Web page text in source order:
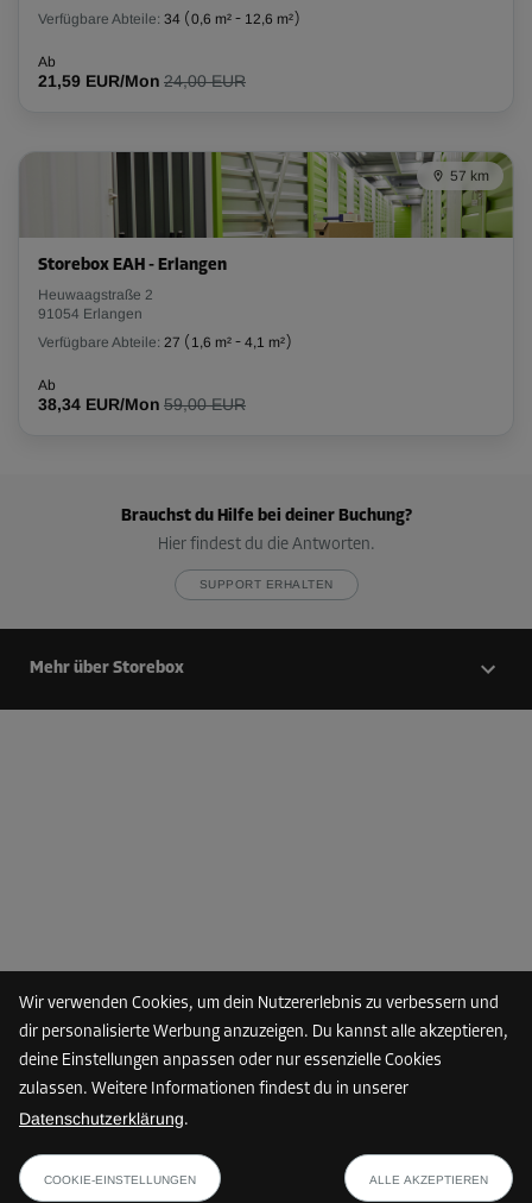
Wir verwenden Cookies, um dein Nutzererlebnis zu verbessern und
dir personalisierte Werbung anzuzeigen. Du kannst alle akzeptieren,
deine Einstellungen anpassen oder nur essenzielle Cookies
zulassen. Weitere Informationen findest du in unserer
Datenschutzerklärung.
COOKIE-EINSTELLUNGEN ALLE AKZEPTIEREN
Verfügbare Abteile: 34 ( 0,6 m² - 12,6 m²)
Ab
21,59 EUR/Mon 24,00 EUR
57 km
Storebox EAH - Erlangen
Heuwaagstraße 2
91054 Erlangen
Verfügbare Abteile: 27 ( 1,6 m² - 4,1 m²)
Ab
38,34 EUR/Mon 59,00 EUR
Brauchst du Hilfe bei deiner Buchung?
Hier findest du die Antworten.
SUPPORT ERHALTEN
Mehr über Storebox